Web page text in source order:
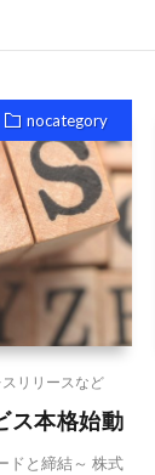
nocategory
スリリースなど
ス本格始動
ドと締結～ 株式